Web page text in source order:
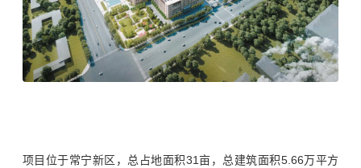
项目 位于常宁新区， 总占地面积31亩，总建筑面积5.66万平方